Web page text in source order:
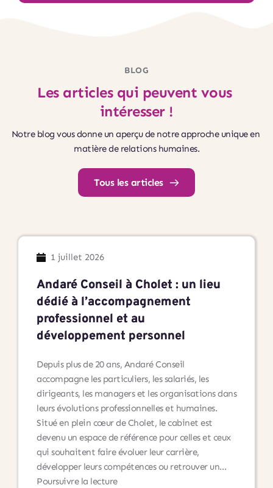
BLOG
Les articles qui peuvent vous
intéresser !
Notre blog vous donne un aperçu de notre approche unique en
matière de relations humaines.
Tous les articles
1 juillet 2026
Andaré Conseil à Cholet : un lieu
dédié à l’accompagnement
professionnel et au
développement personnel
Depuis plus de 20 ans, Andaré Conseil
accompagne les particuliers, les salariés, les
dirigeants, les managers et les organisations dans
leurs évolutions professionnelles et humaines.
Situé en plein cœur de Cholet, le cabinet est
devenu un espace de référence pour celles et ceux
qui souhaitent faire évoluer leur carrière,
développer leurs compétences ou retrouver un…
Poursuivre la lectureAndaré